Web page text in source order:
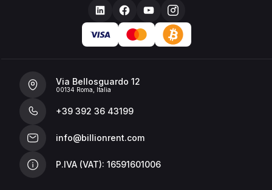
Via Bellosguardo 12
00134 Roma, Italia
+39 392 36 43199
info@billionrent.com
P.IVA (VAT): 16591601006